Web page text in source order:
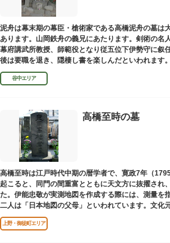
泥舟は幕末期の幕臣・槍術家である高橋泥舟の墓は
あります。山岡鉄舟の義兄にあたります。剣術の名
幕府講武所教授、師範役となり従五位下伊勢守に叙
後は要職を退き、隠棲し書を楽しんだといわれます
に幕末の三舟といわれています。
谷中エリア
高橋至時の墓
高橋至時は江戸時代中期の暦学者で、寛政7年（
起こると、同門の間重富とともに天文方に抜擢され
た。伊能忠敬が実測地図を作成する際には、測量を
二人は「日本地図の父母」といわれています。文化
没しました。お墓は源空寺（げんくうじ）にあります
上野・御徒町エリア